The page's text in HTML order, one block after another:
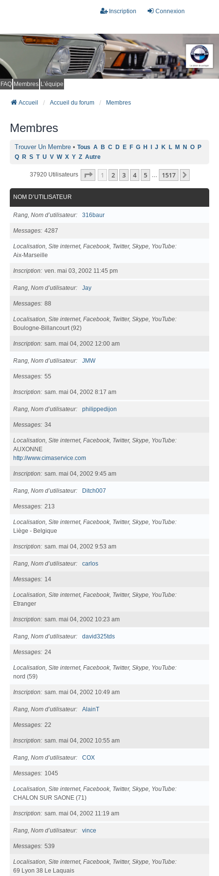
Connexion
Inscription
FAQ Membres L’équipe
Accueil Accueil du forum Membres
Membres
Trouver Un Membre • Tous A B C D E F G H I J K L M N O P
Q R S T U V W X Y Z Autre
37920 Utilisateurs Page 1Sur1517
1 2 3 4 5 … 1517
NOM D’UTILISATEUR
Rang, Nom d’utilisateur 316baur
Messages 4287
Localisation, Site internet, Facebook, Twitter, Skype, YouTube
Aix-Marseille
Inscription ven. mai 03, 2002 11:45 pm
Rang, Nom d’utilisateur Jay
Messages 88
Localisation, Site internet, Facebook, Twitter, Skype, YouTube
Boulogne-Billancourt (92)
Inscription sam. mai 04, 2002 12:00 am
Rang, Nom d’utilisateur JMW
Messages 55
Inscription sam. mai 04, 2002 8:17 am
Rang, Nom d’utilisateur philippedijon
Messages 34
Localisation, Site internet, Facebook, Twitter, Skype, YouTube
AUXONNE
http://www.cimaservice.com
Inscription sam. mai 04, 2002 9:45 am
Rang, Nom d’utilisateur Ditch007
Messages 213
Localisation, Site internet, Facebook, Twitter, Skype, YouTube
Liège - Belgique
Inscription sam. mai 04, 2002 9:53 am
Rang, Nom d’utilisateur carlos
Messages 14
Localisation, Site internet, Facebook, Twitter, Skype, YouTube
Etranger
Inscription sam. mai 04, 2002 10:23 am
Rang, Nom d’utilisateur david325tds
Messages 24
Localisation, Site internet, Facebook, Twitter, Skype, YouTube
nord (59)
Inscription sam. mai 04, 2002 10:49 am
Rang, Nom d’utilisateur AlainT
Messages 22
Inscription sam. mai 04, 2002 10:55 am
Rang, Nom d’utilisateur COX
Messages 1045
Localisation, Site internet, Facebook, Twitter, Skype, YouTube
CHALON SUR SAONE (71)
Inscription sam. mai 04, 2002 11:19 am
Rang, Nom d’utilisateur vince
Messages 539
Localisation, Site internet, Facebook, Twitter, Skype, YouTube
69 Lyon 38 Le Laquais